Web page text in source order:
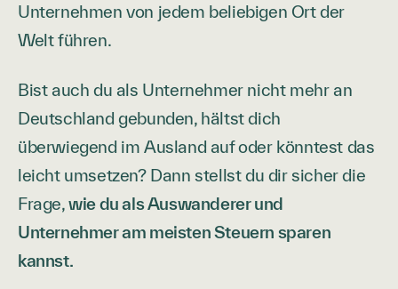
Unternehmen von jedem beliebigen Ort der
Welt führen.
Bist auch du als Unternehmer nicht mehr an
Deutschland gebunden, hältst dich
überwiegend im Ausland auf oder könntest das
leicht umsetzen? Dann stellst du dir sicher die
Frage,wie du als Auswanderer und
Unternehmer am meisten Steuern sparen
kannst.